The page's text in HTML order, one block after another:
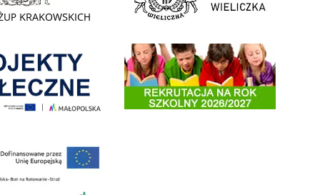
Informacja o terminach rekrutacji na rok szkolny 2026/
średniego samochodu ratowniczo-gaśniczego z napędem 4x4 dla OSP Kokotów